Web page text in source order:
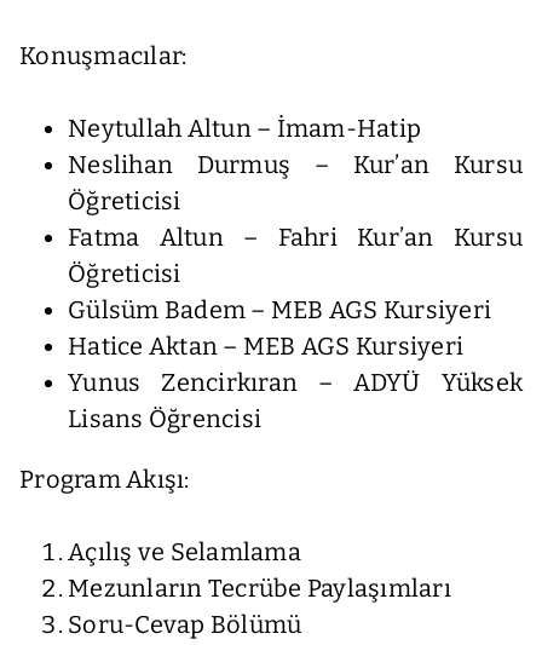
Konuşmacılar:
Neytullah Altun – İmam-Hatip
Neslihan Durmuş – Kur’an Kursu
Öğreticisi
Fatma Altun – Fahri Kur’an Kursu
Öğreticisi
Gülsüm Badem – MEB AGS Kursiyeri
Hatice Aktan – MEB AGS Kursiyeri
Yunus Zencirkıran – ADYÜ Yüksek
Lisans Öğrencisi
Program Akışı:
Açılış ve Selamlama
Mezunların Tecrübe Paylaşımları
Soru-Cevap Bölümü